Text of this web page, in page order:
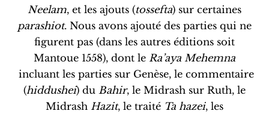
Neelam, et les ajouts (tossefta) sur certaines
parashiot. Nous avons ajouté des parties qui ne
figurent pas (dans les autres éditions soit
Mantoue 1558), dont le Ra’aya Mehemna
incluant les parties sur Genèse, le commentaire
(hiddushei) du Bahir, le Midrash sur Ruth, le
Midrash Hazit, le traité Ta hazei, les